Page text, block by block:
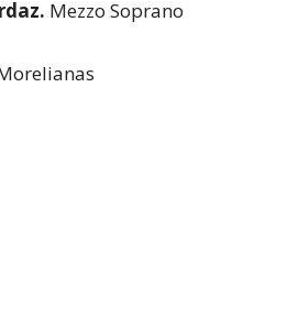
Mezzo Soprano